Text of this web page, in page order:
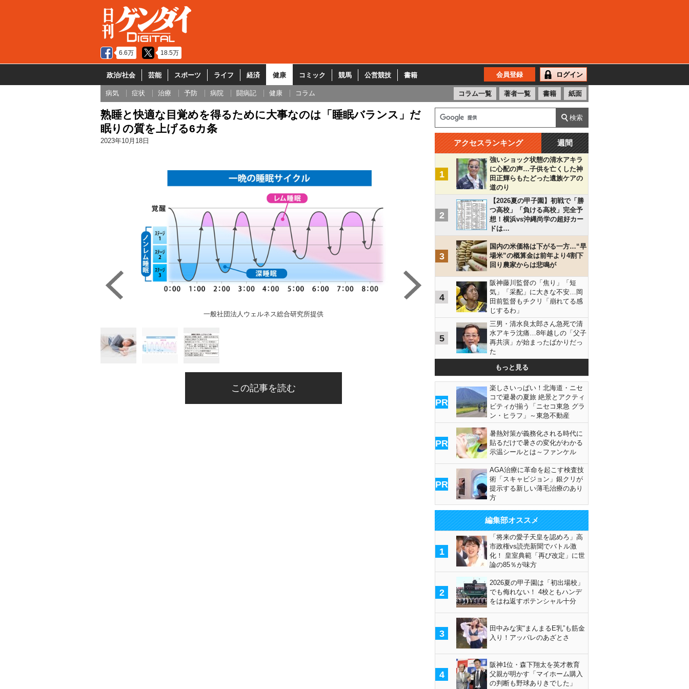
6.6万 18.5万
政治/社会 芸能 スポーツ ライフ 経済 健康 コミック 競馬 公営競技 書籍 会員登録 ログイン
病気 症状 治療 予防 病院 闘病記 健康 コラム コラム一覧 著者一覧 書籍 紙面
熟睡と快適な目覚めを得るために大事なのは「睡眠バランス」だ
眠りの質を上げる6カ条
2023年10月18日
一般社団法人ウェルネス総合研究所提供
睡眠の質を上げる6カ条（Ｃ）日刊ゲンダイ
この記事を読む
アクセスランキング 週間
1
強いショック状態の清水アキラ
に心配の声…子供を亡くした神
田正輝らもたどった遺族ケアの
道のり
2
【2026夏の甲子園】初戦で「勝
つ高校」「負ける高校」完全予
想！横浜vs沖縄尚学の超好カー
ドは…
3
国内の米価格は下がる一方…“早
場米”の概算金は前年より4割下
回り農家からは悲鳴が
4
阪神藤川監督の「焦り」「短
気」「采配」に大きな不安…岡
田前監督もチクリ「崩れてる感
じするわ」
5
三男・清水良太郎さん急死で清
水アキラ沈痛…8年越しの「父子
再共演」が始まったばかりだっ
た
もっと見る
PR
楽しさいっぱい！北海道・ニセ
コで避暑の夏旅 絶景とアクティ
ビティが揃う「ニセコ東急 グラ
ン・ヒラフ」～東急不動産
PR
暑熱対策が義務化される時代に
貼るだけで暑さの変化がわかる
示温シールとは～ファンケル
PR
AGA治療に革命を起こす検査技
術「スキャビジョン」銀クリが
提示する新しい薄毛治療のあり
方
編集部オススメ
1
「将来の愛子天皇を認めろ」高
市政権vs読売新聞でバトル激
化！ 皇室典範「再び改定」に世
論の85％が味方
2
2026夏の甲子園は「初出場校」
でも侮れない！ 4校ともハンデ
をはね返すポテンシャル十分
3
田中みな実“まんまるE乳”も筋金
入り！アッパレのあざとさ
4
阪神1位・森下翔太を英才教育
父親が明かす「マイホーム購入
の判断も野球ありきでした」